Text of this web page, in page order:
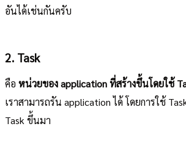
อันได้เช่นกันครับ
2. Task
คือ หน่วยของ application ที่สร้างขึ้นโดยใช้
เราสามารถรัน application ได้ โดยการใช้
Task ขึ้นมา